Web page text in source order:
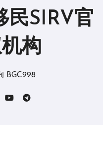
民SIRV官
构
BGC998